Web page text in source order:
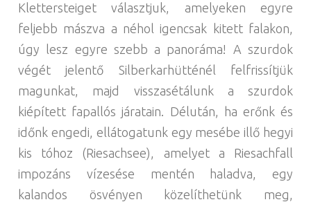
Klettersteiget választjuk, amelyeken egyre
feljebb mászva a néhol igencsak kitett falakon,
úgy lesz egyre szebb a panoráma! A szurdok
végét jelentő Silberkarhütténél felfrissítjük
magunkat, majd visszasétálunk a szurdok
kiépített fapallós járatain. Délután, ha erőnk és
időnk engedi, ellátogatunk egy mesébe illő hegyi
kis tóhoz (Riesachsee), amelyet a Riesachfall
impozáns vízesése mentén haladva, egy
kalandos ösvényen közelíthetünk meg,